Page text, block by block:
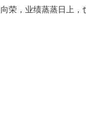
荣，业绩蒸蒸日上，